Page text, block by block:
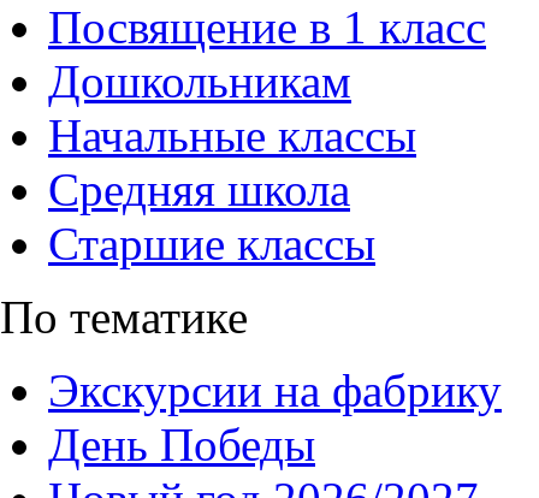
Посвящение в 1 класс
Дошкольникам
Начальные классы
Средняя школа
Старшие классы
По тематике
Экскурсии на фабрику
День Победы